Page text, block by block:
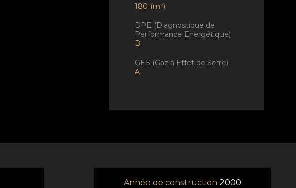
180 (m²)
DPE (Diagnostique de
Performance Energétique)
B
GES (Gaz à Effet de Serre)
A
Année de construction 2000